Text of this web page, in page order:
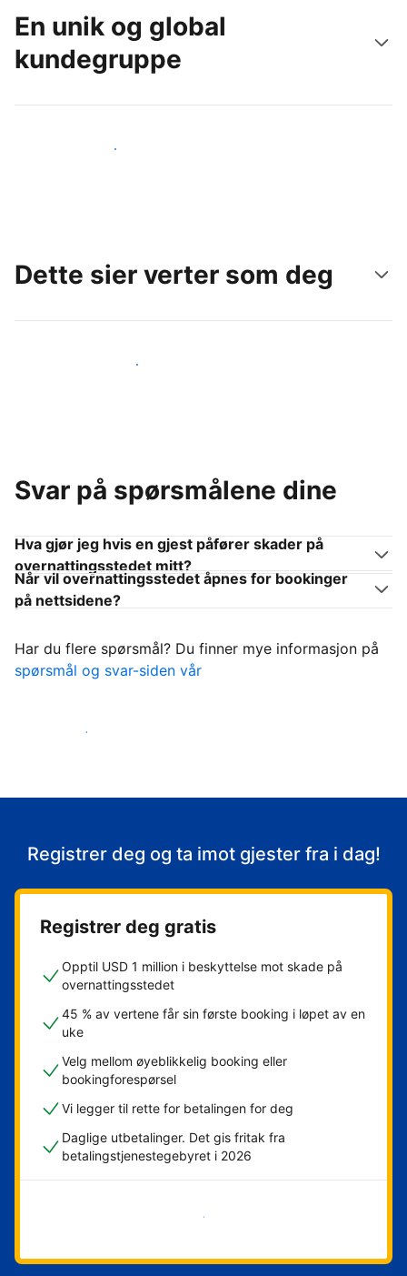
En unik og global
kundegruppe
Nå ut til nye gjester i dag
Dette sier verter som deg
Gjør som andre verter som deg
Svar på spørsmålene dine
Hva gjør jeg hvis en gjest påfører skader på
overnattingsstedet mitt?
Når vil overnattingsstedet åpnes for bookinger
på nettsidene?
Har du flere spørsmål? Du finner mye informasjon på
spørsmål og svar-siden vår
Ta imot gjestene
Registrer deg og ta imot gjester fra i dag!
Registrer deg gratis
Opptil USD 1 million i beskyttelse mot skade på
overnattingsstedet
45 % av vertene får sin første booking i løpet av en
uke
Velg mellom øyeblikkelig booking eller
bookingforespørsel
Vi legger til rette for betalingen for deg
Daglige utbetalinger. Det gis fritak fra
betalingstjenestegebyret i 2026
Kom i gang nå